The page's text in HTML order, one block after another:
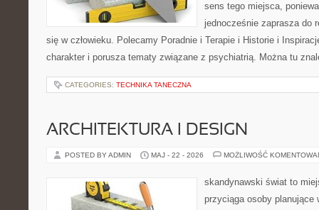
sens tego miejsca,
jednocześnie zaprasza do
się w człowieku. Polecamy Poradnie i Terapie i Historie i
charakter i porusza tematy związane z psychiatrią. Można tu
CATEGORIES: TECHNIKA TANECZNA
ARCHITEKTURA I DESIGN
POSTED BY ADMIN MAJ - 22 - 2026 MOŻLIWOŚĆ
skandynawski świat to
przyciąga osoby planujące